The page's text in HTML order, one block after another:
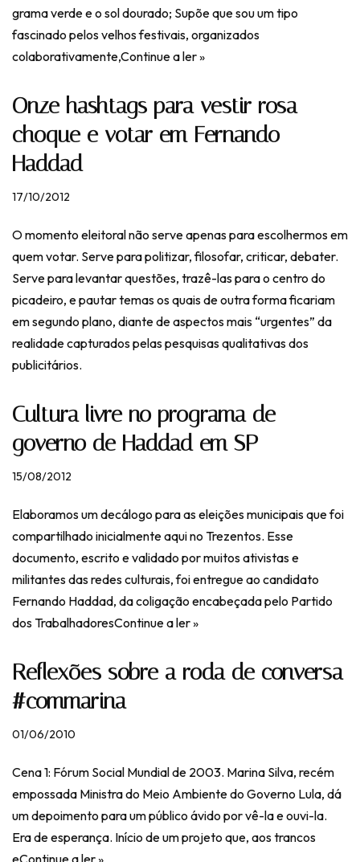
grama verde e o sol dourado; Supõe que sou um tipo
fascinado pelos velhos festivais, organizados
colaborativamente,Continue a ler »
Onze hashtags para vestir rosa
choque e votar em Fernando
Haddad
17/10/2012
O momento eleitoral não serve apenas para escolhermos em
quem votar. Serve para politizar, filosofar, criticar, debater.
Serve para levantar questões, trazê-las para o centro do
picadeiro, e pautar temas os quais de outra forma ficariam
em segundo plano, diante de aspectos mais “urgentes” da
realidade capturados pelas pesquisas qualitativas dos
publicitários.
Cultura livre no programa de
governo de Haddad em SP
15/08/2012
Elaboramos um decálogo para as eleições municipais que foi
compartilhado inicialmente aqui no Trezentos. Esse
documento, escrito e validado por muitos ativistas e
militantes das redes culturais, foi entregue ao candidato
Fernando Haddad, da coligação encabeçada pelo Partido
dos TrabalhadoresContinue a ler »
Reflexões sobre a roda de conversa
#commarina
01/06/2010
Cena 1: Fórum Social Mundial de 2003. Marina Silva, recém
empossada Ministra do Meio Ambiente do Governo Lula, dá
um depoimento para um público ávido por vê-la e ouvi-la.
Era de esperança. Início de um projeto que, aos trancos
eContinue a ler »